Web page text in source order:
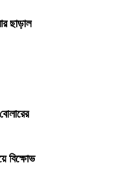
ছাড়াল
বিক্ষোভ